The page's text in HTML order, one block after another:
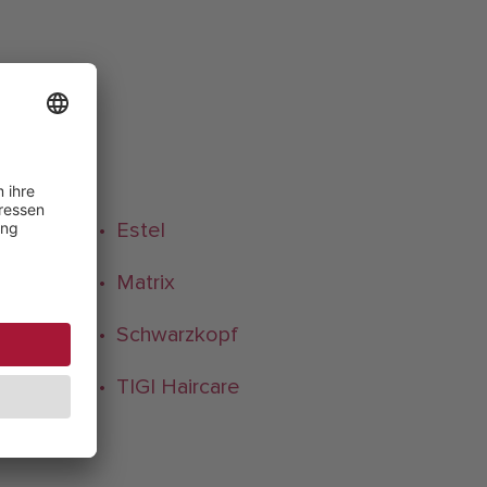
• Estel
• Matrix
• Schwarzkopf
• TIGI Haircare